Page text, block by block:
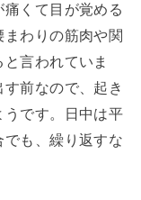
くて目が覚める
わりの筋肉や関
言われていま
前なので、起き
うです。日中は平
も、繰り返すな